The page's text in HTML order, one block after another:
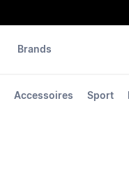
Accessoires Sport
Brands